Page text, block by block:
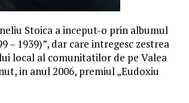
Stoica a inceput-o prin albumul
1939)”, dar care intregesc zestrea
local al comunitatilor de pe Valea
in anul 2006, premiul „Eudoxiu